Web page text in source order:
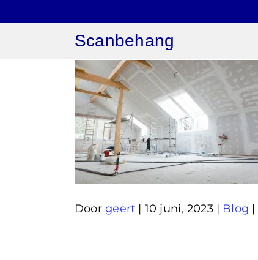
naar
Scanbehang
Doorgeert | 10 juni, 2023 | Blog |